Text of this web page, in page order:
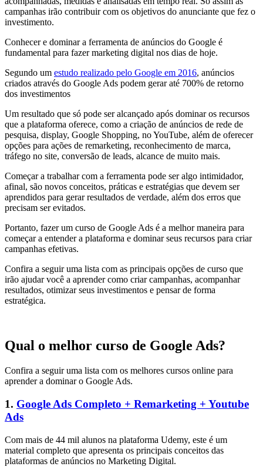
campanhas irão contribuir com os objetivos do anunciante que fez o
investimento.
Conhecer e dominar a ferramenta de anúncios do Google é
fundamental para fazer marketing digital nos dias de hoje.
Segundo um estudo realizado pelo Google em 2016, anúncios
criados através do Google Ads podem gerar até 700% de retorno
dos investimentos
Um resultado que só pode ser alcançado após dominar os recursos
que a plataforma oferece, como a criação de anúncios de rede de
pesquisa, display, Google Shopping, no YouTube, além de oferecer
opções para ações de remarketing, reconhecimento de marca,
tráfego no site, conversão de leads, alcance de muito mais.
Começar a trabalhar com a ferramenta pode ser algo intimidador,
afinal, são novos conceitos, práticas e estratégias que devem ser
aprendidos para gerar resultados de verdade, além dos erros que
precisam ser evitados.
Portanto, fazer um curso de Google Ads é a melhor maneira para
começar a entender a plataforma e dominar seus recursos para criar
campanhas efetivas.
Confira a seguir uma lista com as principais opções de curso que
irão ajudar você a aprender como criar campanhas, acompanhar
resultados, otimizar seus investimentos e pensar de forma
estratégica.
Qual o melhor curso de Google Ads?
Confira a seguir uma lista com os melhores cursos online para
aprender a dominar o Google Ads.
1. Google Ads Completo + Remarketing + Youtube
Ads
Com mais de 44 mil alunos na plataforma Udemy, este é um
material completo que apresenta os principais conceitos das
plataformas de anúncios no Marketing Digital.